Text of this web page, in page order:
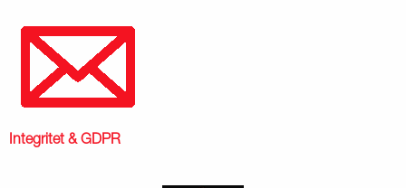
Integritet & GDPR